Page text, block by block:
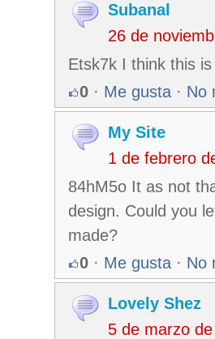
Subanal
26 de
Etsk7k I think this
0 · Me gusta · No
My Site
1 de febrero
84hM5o It as not
design. Could you
made?
0 · Me gusta · No
Lovely Shez
5 de marzo